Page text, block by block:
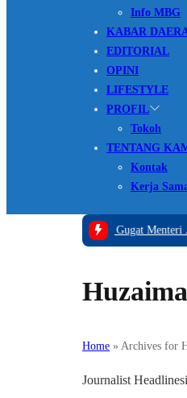
Info MBG
KABAR
EDITORIAL
OPINI
LIFESTYLE
PROFIL
Tokoh
TENTANG
Kontak
Kerja
Hercules Gugat Menteri Ara
Home » Archives for
Journalist